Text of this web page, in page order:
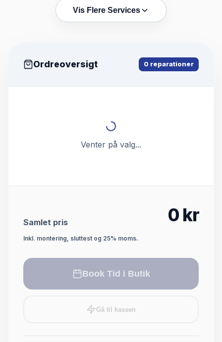
Vis Flere Services
Ordreoversigt 0 reparationer
Venter på valg...
Samlet pris 0 kr
Inkl. montering, sluttest og 25% moms.
Book Tid i Butik
Gå til kassen